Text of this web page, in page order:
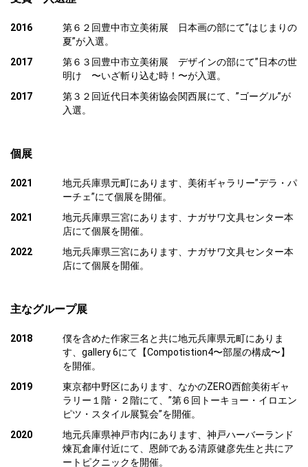
2016
第６２回豊中市立美術展 日本画の部にて”はじまりの
夏”が入選。
2017
第６３回豊中市立美術展 デザインの部にて”日本の世
明け 〜いざ斬り込む時！〜が入選。
2017
第３２回近代日本美術協会関西展にて、”ゴーグル”が
入選。
個展
2021
地元兵庫県元町にあります、美術ギャラリー”デラ・パ
ーチェ”にて個展を開催。
2021
地元兵庫県三宮にあります、ナガサワ文具センター本
店にて個展を開催。
2022
地元兵庫県三宮にあります、ナガサワ文具センター本
店にて個展を開催。
主なグループ展
2018
僕を含めた作家三名と共に地元兵庫県元町にありま
す、gallery 6にて【Compotistion4〜部屋の構成〜】
を開催。
2019
東京都中野区にあります、なかのZERO西館美術ギャ
ラリー１階・２階にて、”第６回トーキョー・イロエン
ピツ・スタイル展覧会”を開催。
2020
地元兵庫県神戸市内にあります、神戸ハーバーランド
煉瓦倉庫付近にて、恩師である清原健彦先生と共にア
ートピクニックを開催。